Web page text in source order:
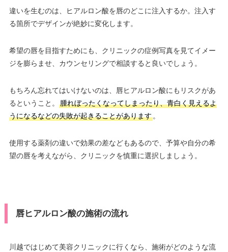
違いを生むのは、ヒアルロン酸を唇のどこに注入するか。注入す
る箇所でデザインが絶妙に変化します。
希望の唇を目指すためにも、クリニックの症例写真を見てイメー
ジを膨らませ、カウンセリングで相談すると良いでしょう。
もちろん忘れてはいけないのは、唇ヒアルロン酸にもリスクがあ
るということ。
腫れぼったくなってしまったり、青白く見えるよ
うになるなどの失敗が起きることがあります。
使用する薬剤の違いで効果の差などもあるので、予算や自分の希
望の唇を考えながら、クリニックを慎重に選択しましょう。
唇ヒアルロン酸の施術の流れ
川越ではじめて美容クリニックに行くなら、施術がどのような流